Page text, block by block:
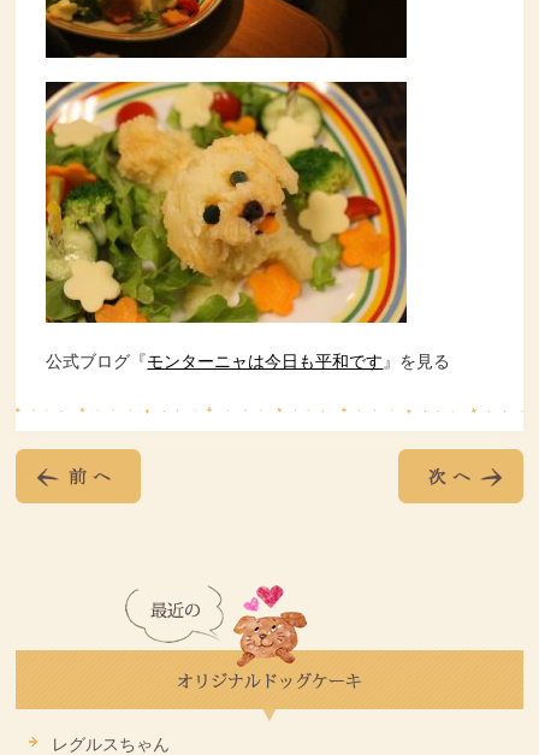
公式ブログ『モンターニャは今日も平和です 』を見る
レグルスちゃん